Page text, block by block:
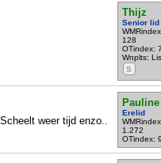
Thijz
Senior lid
128
OTindex:
Wnplts:
S
Pauline
Erelid
1.272
OTindex:
weer tijd enzo..